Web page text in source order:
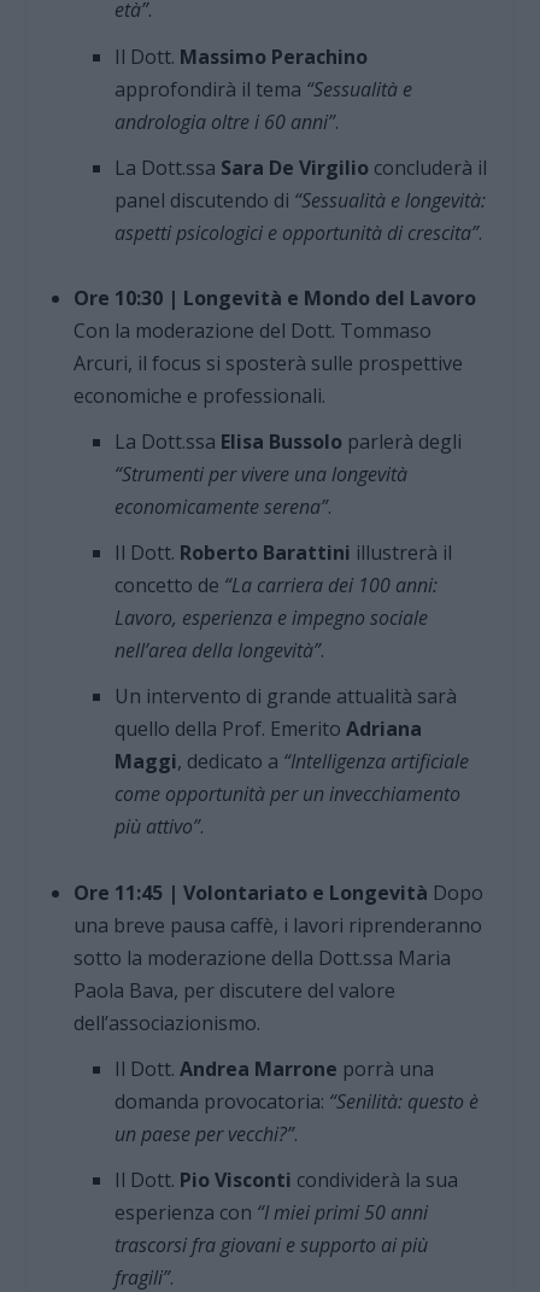
età”.
Il Dott. Massimo Perachino
approfondirà il tema “Sessualità e
andrologia oltre i 60 anni”.
La Dott.ssa Sara De Virgilioconcluderà il
panel discutendo di “Sessualità e longevità:
aspetti psicologici e opportunità di crescita”.
Ore 10:30 | Longevità e Mondo del Lavoro
Con la moderazione del Dott. Tommaso
Arcuri, il focus si sposterà sulle prospettive
economiche e professionali.
La Dott.ssa Elisa Bussoloparlerà degli
“Strumenti per vivere una longevità
economicamente serena”.
Il Dott. Roberto Barattini illustrerà il
concetto de “La carriera dei 100 anni:
Lavoro, esperienza e impegno sociale
nell’area della longevità”.
Un intervento di grande attualità sarà
quello della Prof. Emerito Adriana
Maggi, dedicato a “Intelligenza artificiale
come opportunità per un invecchiamento
più attivo”.
Ore 11:45 | Volontariato e Longevità Dopo
una breve pausa caffè, i lavori riprenderanno
sotto la moderazione della Dott.ssa Maria
Paola Bava, per discutere del valore
dell’associazionismo.
Il Dott. Andrea Marrone porrà una
domanda provocatoria: “Senilità: questo è
un paese per vecchi?”.
Il Dott. Pio Visconti condividerà la sua
esperienza con “I miei primi 50 anni
trascorsi fra giovani e supporto ai più
fragili”.